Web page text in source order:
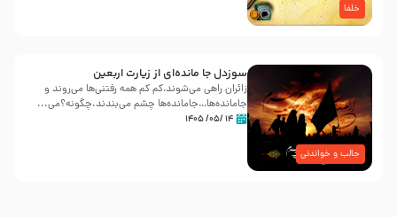
خلفا
جالب و خواندنی
سوزدل جا مانده‌ای از زیارت اربعین
زائران راهی می‌شوند،کم‌ کم همه رفتنی‌ها می‌روند و
جامانده‌ها…جامانده‌ها چشم می‌بندند.چگونه؟می‌...
۱۴ /۰۵/ ۱۴۰۵